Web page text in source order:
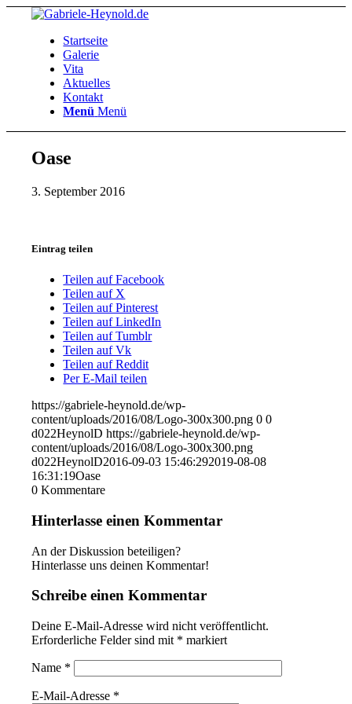
Startseite
Galerie
Vita
Aktuelles
Kontakt
Menü Menü
Oase
3. September 2016
Eintrag teilen
Teilen auf Facebook
Teilen auf X
Teilen auf Pinterest
Teilen auf LinkedIn
Teilen auf Tumblr
Teilen auf Vk
Teilen auf Reddit
Per E-Mail teilen
https://gabriele-heynold.de/wp-
content/uploads/2016/08/Logo-300x300.png 0 0
d022HeynolD https://gabriele-heynold.de/wp-
content/uploads/2016/08/Logo-300x300.png
d022HeynolD2016-09-03 15:46:292019-08-08
16:31:19Oase
0 Kommentare
Hinterlasse einen Kommentar
An der Diskussion beteiligen?
Hinterlasse uns deinen Kommentar!
Schreibe einen Kommentar
Deine E-Mail-Adresse wird nicht veröffentlicht.
Erforderliche Felder sind mit * markiert
Name *
E-Mail-Adresse *